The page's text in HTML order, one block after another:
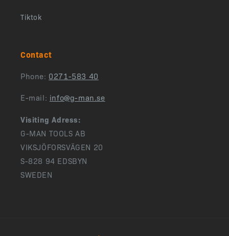
Tiktok
Contact
Phone: 0271-583 40
E-mail: info@g-man.se
Visiting Adress:
G-MAN TOOLS AB
VIKSJÖFORSVÄGEN 20
S-828 94 EDSBYN
SWEDEN